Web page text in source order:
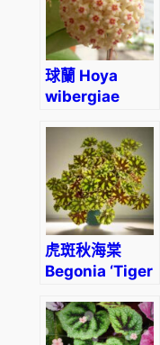
球蘭 Hoya
wibergiae
虎斑秋海棠
Begonia ‘Tiger